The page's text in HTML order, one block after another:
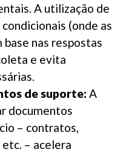
A utilização de
(onde as
nas respostas
e evita
de suporte: A
documentos
– contratos,
– acelera